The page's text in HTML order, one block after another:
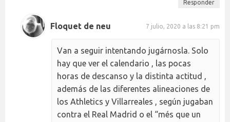
Responder
Floquet de neu 7 julio, 2020 a las 8:21 pm
Van a seguir intentando jugárnosla. Solo
hay que ver el calendario , las pocas
horas de descanso y la distinta actitud ,
además de las diferentes alineaciones de
los Athletics y Villarreales , según jugaban
contra el Real Madrid o el “més que un